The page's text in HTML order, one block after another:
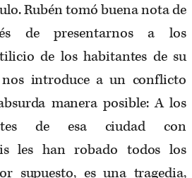
Rubén tomó buena nota de
de presentarnos a los
de los habitantes de su
introduce a un conflicto
manera posible: A los
de esa ciudad con
les han robado todos los
supuesto, es una tragedia,